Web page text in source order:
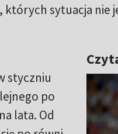
sytuacja nie
styczniu
po
lata. Od